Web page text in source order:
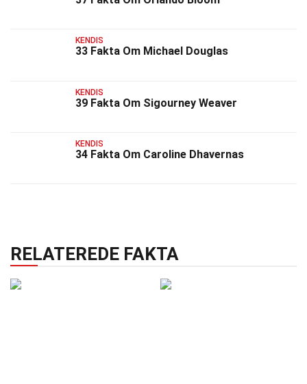
KENDIS
33 Fakta Om Michael Douglas
KENDIS
39 Fakta Om Sigourney Weaver
KENDIS
34 Fakta Om Caroline Dhavernas
RELATEREDE FAKTA